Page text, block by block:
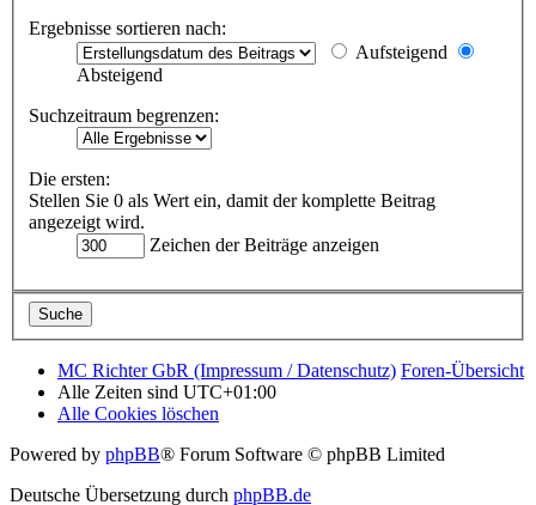
Ergebnisse sortieren nach:
Aufsteigend
Absteigend
Suchzeitraum begrenzen:
Die ersten:
Stellen Sie 0 als Wert ein, damit der komplette Beitrag
angezeigt wird.
Zeichen der Beiträge anzeigen
MC Richter GbR (Impressum / Datenschutz) Foren-Übersicht
Alle Zeiten sind UTC+01:00
Alle Cookies löschen
Powered by phpBB® Forum Software © phpBB Limited
Deutsche Übersetzung durch phpBB.de